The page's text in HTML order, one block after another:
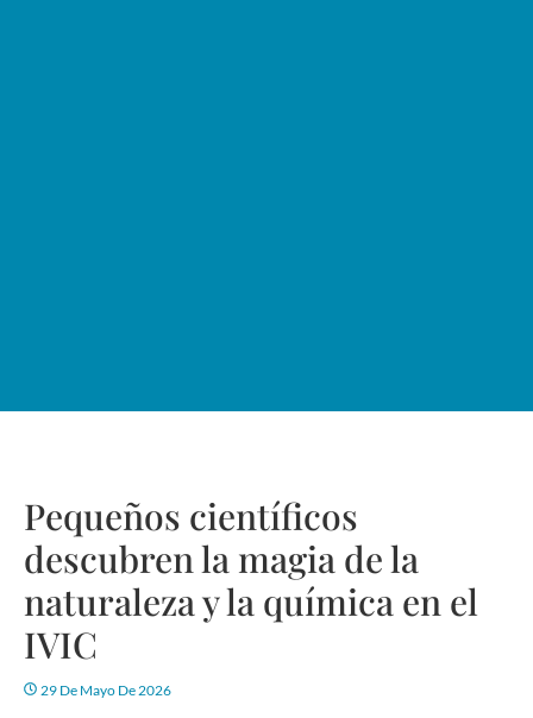
Pequeños científicos
descubren la magia de la
naturaleza y la química en el
IVIC
29 De Mayo De 2026